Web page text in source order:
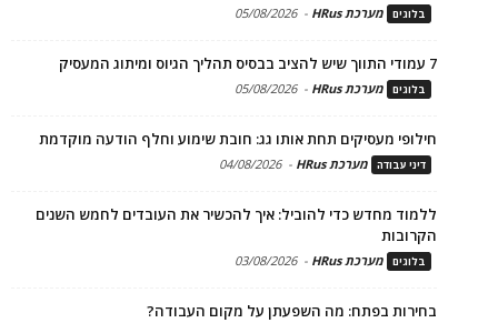
בלוגים מערכת HRus -
05/08/2026
7 עמודי התווך שיש להציב בבסיס תהליך הגיוס ומיתוג המעסיק
בלוגים מערכת HRus -
05/08/2026
חילופי מעסיקים תחת אותו גג: חובת שימוע וחלף הודעה מוקדמת
דיני עבודה מערכת HRus -
04/08/2026
ללמוד מחדש כדי להוביל: איך להכשיר את העובדים לחמש השנים
הקרובות
בלוגים מערכת HRus -
03/08/2026
בחירות בפתח: מה השפעתן על מקום העבודה?